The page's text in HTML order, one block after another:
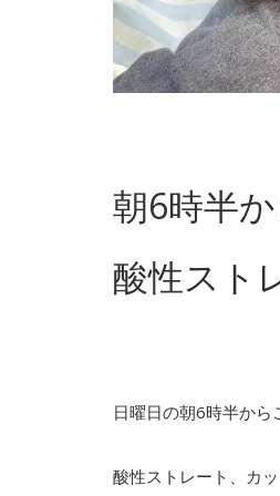
朝6時半
酸性スト
日曜日の朝6時半から
酸性ストレート、カ